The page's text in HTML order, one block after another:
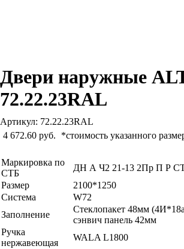
Двери наружные
72.22.23RAL
Артикул: 72.22.23RAL
4 672.60 руб.
*стоимость указанного
Маркировка по
СТБ
ДН А Ч2 21-13 2Пр П Р
Размер
2100*1250
Система
W72
Заполнение
Стеклопакет 48мм
сэнвич панель 42мм
Ручка
нержавеющая
WALA L1800